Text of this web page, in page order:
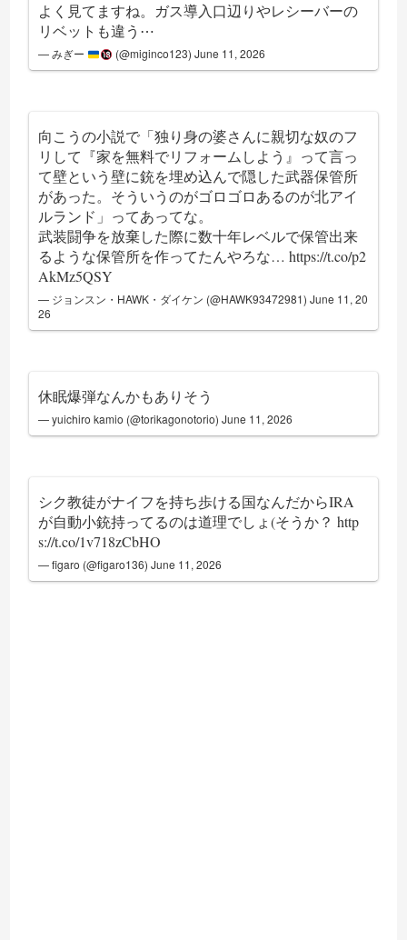
よく見てますね。ガス導入口辺りやレシーバーの
リベットも違う⋯
— みぎー (@miginco123) June 11, 2026
向こうの小説で「独り身の婆さんに親切な奴のフ
リして『家を無料でリフォームしよう』って言っ
て壁という壁に銃を埋め込んで隠した武器保管所
があった。そういうのがゴロゴロあるのが北アイ
ルランド」ってあってな。
武装闘争を放棄した際に数十年レベルで保管出来
るような保管所を作ってたんやろな…https://t.co/p2
AkMz5QSY
— ジョンスン・HAWK・ダイケン (@HAWK93472981)June 11, 20
26
休眠爆弾なんかもありそう
— yuichiro kamio (@torikagonotorio)June 11, 2026
シク教徒がナイフを持ち歩ける国なんだからIRA
が自動小銃持ってるのは道理でしょ(そうか？http
s://t.co/1v718zCbHO
— figaro (@figaro136)June 11, 2026